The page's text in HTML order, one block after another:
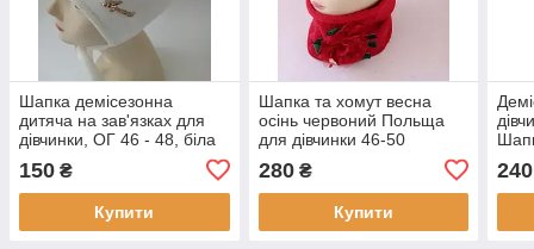
Шапка демісезонна
дитяча на зав'язках для
дівчинки, ОГ 46 - 48, біла
150 ₴
Купити
Шапка та хомут весна
осінь червоний Польща
для дівчинки 46-50
280₴
Купити
240